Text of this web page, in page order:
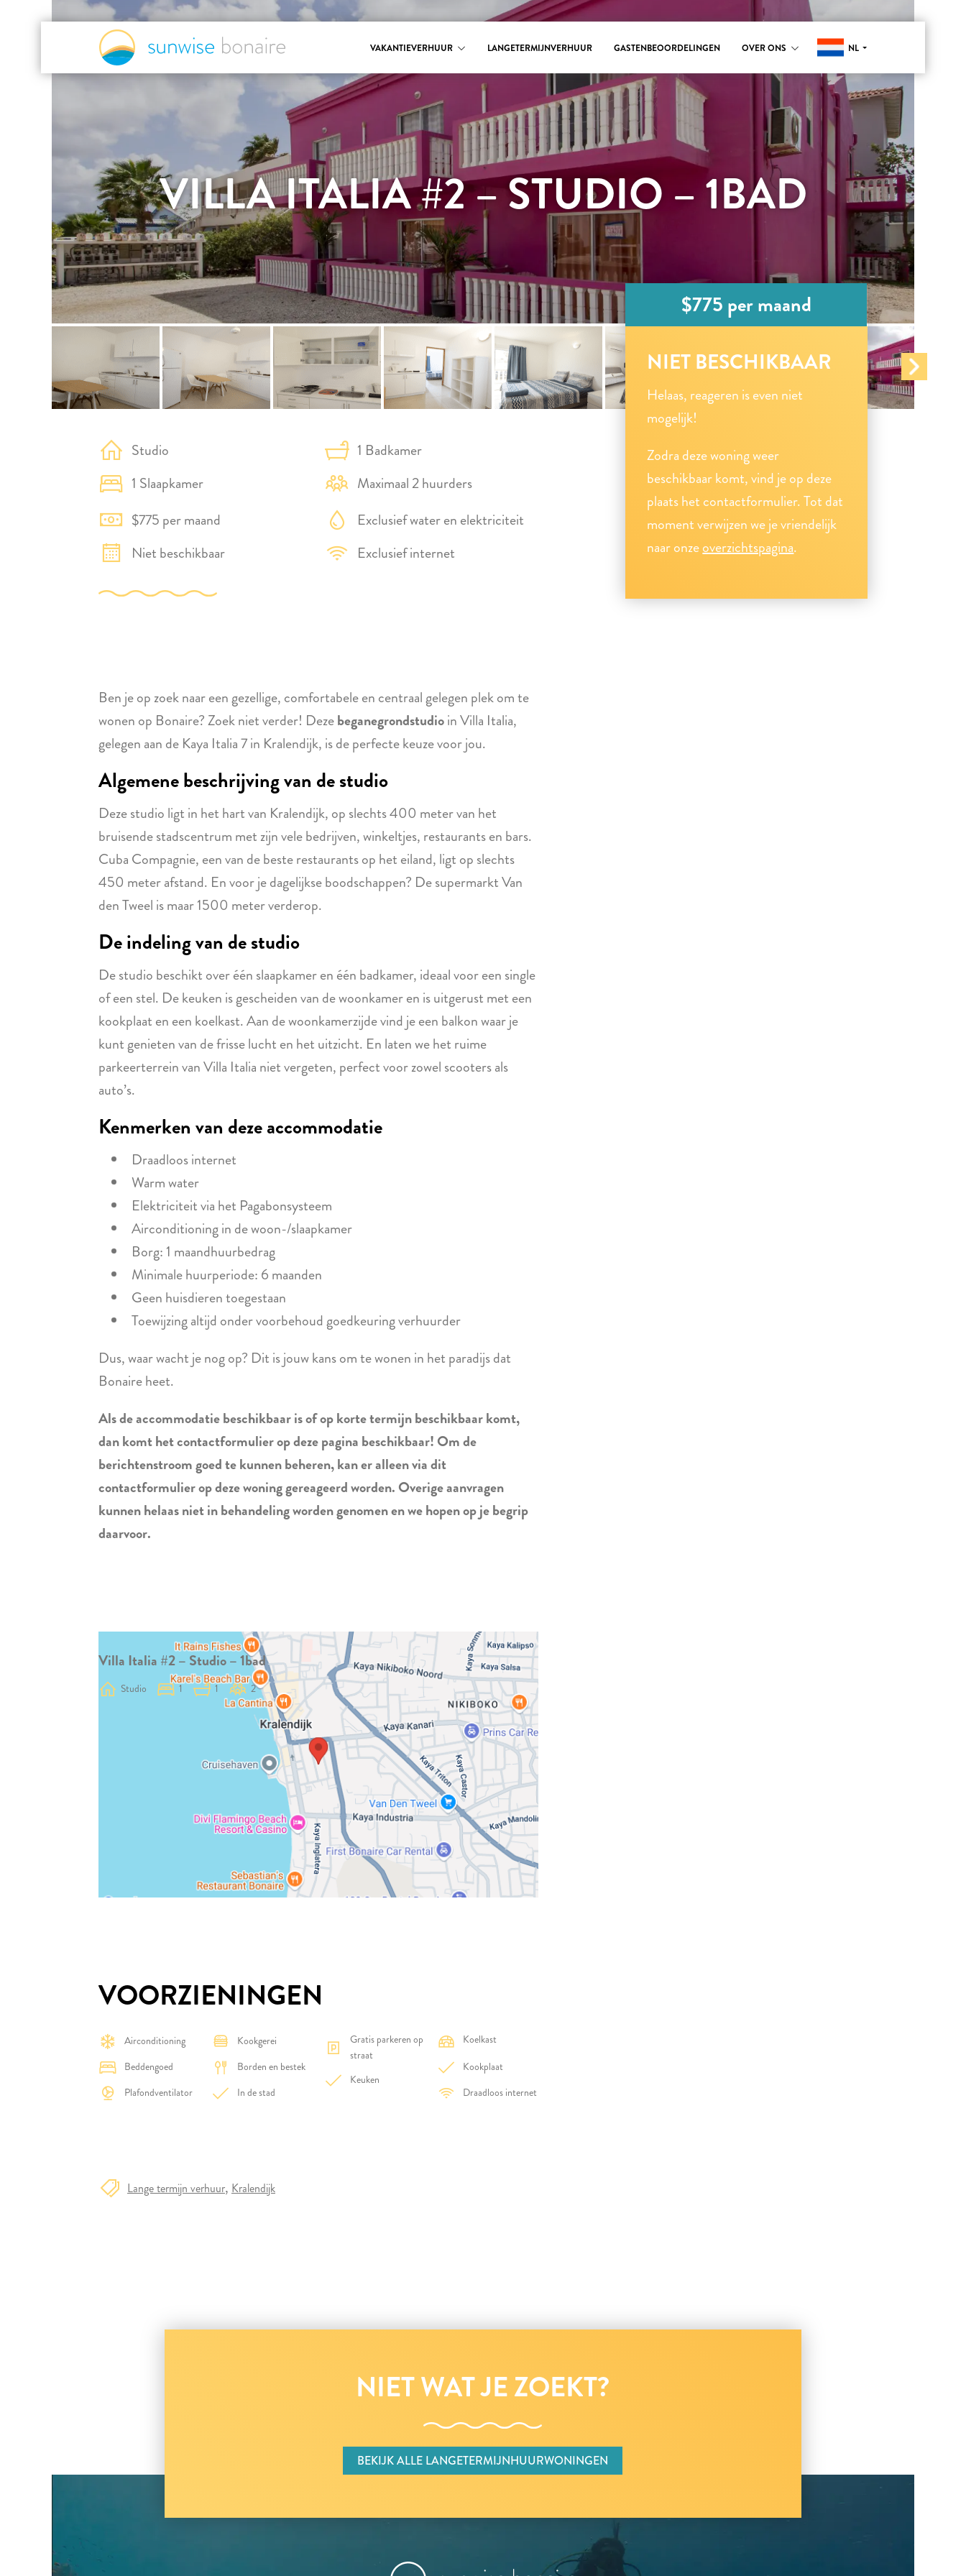
VAKANTIEVERHUUR LANGETERMIJNVERHUUR GASTENBEOORDELINGEN OVER ONS NL
VILLA ITALIA #2 – STUDIO – 1BAD
Studio
1 Slaapkamer
1 Badkamer
Maximaal 2 huurders
$775 per maand
Niet beschikbaar
Exclusief water en elektriciteit
Exclusief internet
Ben je op zoek naar een gezellige, comfortabele en centraal gelegen plek om te
wonen op Bonaire? Zoek niet verder! Dezebeganegrondstudioin Villa Italia,
gelegen aan de Kaya Italia 7 in Kralendijk, is de perfecte keuze voor jou.
Algemene beschrijving van de studio
Deze studio ligt in het hart van Kralendijk, op slechts 400 meter van het
bruisende stadscentrum met zijn vele bedrijven, winkeltjes, restaurants en bars.
Cuba Compagnie, een van de beste restaurants op het eiland, ligt op slechts
450 meter afstand. En voor je dagelijkse boodschappen? De supermarkt Van
den Tweel is maar 1500 meter verderop.
De indeling van de studio
De studio beschikt over één slaapkamer en één badkamer, ideaal voor een single
of een stel. De keuken is gescheiden van de woonkamer en is uitgerust met een
kookplaat en een koelkast. Aan de woonkamerzijde vind je een balkon waar je
kunt genieten van de frisse lucht en het uitzicht. En laten we het ruime
parkeerterrein van Villa Italia niet vergeten, perfect voor zowel scooters als
auto’s.
Kenmerken van deze accommodatie
Draadloos internet
Warm water
Elektriciteit via het Pagabonsysteem
Airconditioning in de woon-/slaapkamer
Borg: 1 maandhuurbedrag
Minimale huurperiode: 6 maanden
Geen huisdieren toegestaan
Toewijzing altijd onder voorbehoud goedkeuring verhuurder
Dus, waar wacht je nog op? Dit is jouw kans om te wonen in het paradijs dat
Bonaire heet.
Als de accommodatie beschikbaar is of op korte termijn beschikbaar komt,
dan komt het contactformulier op deze pagina beschikbaar! Om de
berichtenstroom goed te kunnen beheren, kan er alleen via dit
contactformulier op deze woning gereageerd worden. Overige aanvragen
kunnen helaas niet in behandeling worden genomen en we hopen op je begrip
daarvoor.
Villa Italia #2 – Studio – 1bad
Studio 1 1 2
VOORZIENINGEN
Airconditioning
Beddengoed
Plafondventilator
Kookgerei
Borden en bestek
In de stad
Gratis parkeren op
straat
Keuken
Koelkast
Kookplaat
Draadloos internet
Lange termijn verhuur Kralendijk
$775 per maand
NIET BESCHIKBAAR
Helaas, reageren is even niet
mogelijk!
Zodra deze woning weer
beschikbaar komt, vind je op deze
plaats het contactformulier. Tot dat
moment verwijzen we je vriendelijk
naar onzeoverzichtspagina.
NIET WAT JE ZOEKT?
BEKIJK ALLE LANGETERMIJNHUURWONINGEN